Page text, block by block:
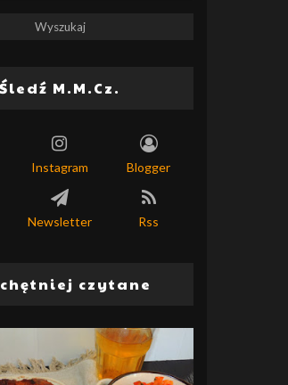
Śledź M.M.Cz.
Instagram Blogger
Newsletter Rss
czytane